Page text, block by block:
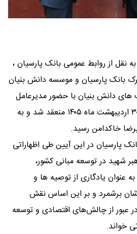
به نقل از روابط عمومی بانک پارسیان ،
بانک پارسیان و موسسه دانش بنیان
دانش بنیان با حضور مدیرعامل
دو مجموعه روز چهار‌شنبه۳۰ اردیبهشت ماه ۱۴۰۵ منعقد شد و به
خاکدامن رسید.
پارسیان در این آیین طی اظهاراتی
شهید در توسعه مبانی کشور،
عنوان یادگاری از توصیه ها و
برشمرد و بر این اساس نقش
عبور از چالش‌های اقتصادی و توسعه
خواند.